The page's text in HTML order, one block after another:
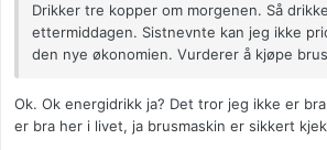
Drikker tre kopper om morgenen. Så
ettermiddagen. Sistnevnte kan jeg ikke
den nye økonomien. Vurderer å kjøpe
Ok. Ok energidrikk ja? Det tror jeg ikke er
er bra her i livet, ja brusmaskin er sikkert